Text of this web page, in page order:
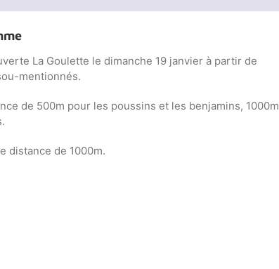
La Goulette le dimanche 19 janvier à partir de
mentionnés.
de 500m pour les poussins et les benjamins, 1000m
distance de 1000m.